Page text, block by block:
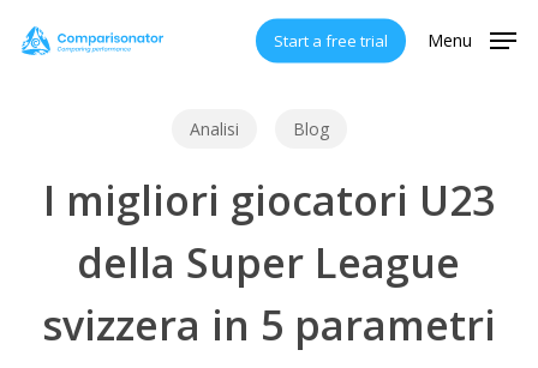
Start a free trial Menu
Analisi Blog
I migliori giocatori U23
della Super League
svizzera in 5 parametri